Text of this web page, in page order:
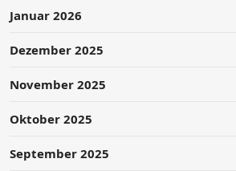
Januar 2026
Dezember 2025
November 2025
Oktober 2025
September 2025